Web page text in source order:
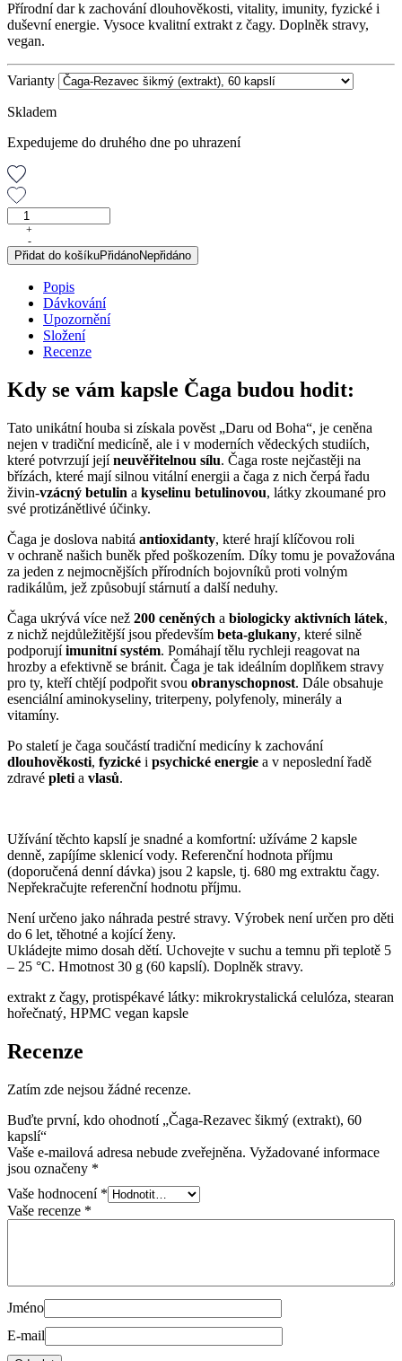
Přírodní dar k zachování dlouhověkosti, vitality, imunity, fyzické i
duševní energie. Vysoce kvalitní extrakt z čagy. Doplněk stravy,
vegan.
Varianty
Skladem
Expedujeme do druhého dne po uhrazení
Čaga-
Rezavec
šikmý
(extrakt),
množství
+
-
Přidat do košíkuPřidánoNepřidáno
Popis
Dávkování
Upozornění
Složení
Recenze
Kdy se vám kapsle Čaga budou hodit:
Tato unikátní houba si získala pověst „Daru od Boha“, je ceněna
nejen v tradiční medicíně, ale i v moderních vědeckých studiích,
které potvrzují jejíneuvěřitelnou sílu. Čaga roste nejčastěji na
břízách, které mají silnou vitální energii a čaga z nich čerpá řadu
živin-vzácný betulin a kyselinu betulinovou, látky zkoumané pro
své protizánětlivé účinky.
Čaga je doslova nabitá antioxidanty, které hrají klíčovou roli
v ochraně našich buněk před poškozením. Díky tomu je považována
za jeden z nejmocnějších přírodních bojovníků proti volným
radikálům, jež způsobují stárnutí a další neduhy.
Čaga ukrývá více než 200 ceněných a biologicky aktivních látek,
z nichž nejdůležitější jsou především beta-glukany, které silně
podporujíimunitní systém. Pomáhají tělu rychleji reagovat na
hrozby a efektivně se bránit. Čaga je tak ideálním doplňkem stravy
pro ty, kteří chtějí podpořit svou obranyschopnost. Dále obsahuje
esenciální aminokyseliny, triterpeny, polyfenoly, minerály a
vitamíny.
Po staletí je čaga součástí tradiční medicíny k zachování
dlouhověkosti, fyzické i psychické energie a v neposlední řadě
zdravé pleti a vlasů.
Užívání těchto kapslí je snadné a komfortní: užíváme 2 kapsle
denně, zapíjíme sklenicí vody. Referenční hodnota příjmu
(doporučená denní dávka) jsou 2 kapsle, tj. 680 mg extraktu čagy.
Nepřekračujte referenční hodnotu příjmu.
Není určeno jako náhrada pestré stravy. Výrobek není určen pro děti
do 6 let, těhotné a kojící ženy.
Ukládejte mimo dosah dětí. Uchovejte v suchu a temnu při teplotě 5
– 25 °C. Hmotnost 30 g (60 kapslí). Doplněk stravy.
extrakt z čagy, protispékavé látky: mikrokrystalická celulóza, stearan
hořečnatý, HPMC vegan kapsle
Recenze
Zatím zde nejsou žádné recenze.
Buďte první, kdo ohodnotí „Čaga-Rezavec šikmý (extrakt), 60
kapslí“
Vaše e-mailová adresa nebude zveřejněna. Vyžadované informace
jsou označeny *
Vaše hodnocení *
Vaše recenze *
Jméno
E-mail